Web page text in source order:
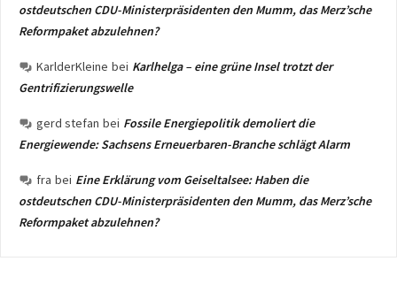
ostdeutschen CDU-Ministerpräsidenten den Mumm, das Merz’sche
Reformpaket abzulehnen?
KarlderKleine bei Karlhelga – eine grüne Insel trotzt der
Gentrifizierungswelle
gerd stefan bei Fossile Energiepolitik demoliert die
Energiewende: Sachsens Erneuerbaren-Branche schlägt Alarm
fra bei Eine Erklärung vom Geiseltalsee: Haben die
ostdeutschen CDU-Ministerpräsidenten den Mumm, das Merz’sche
Reformpaket abzulehnen?